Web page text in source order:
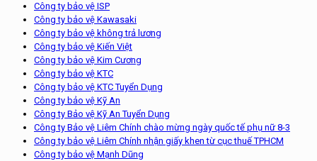
Công ty bảo vệ ISP
Công ty bảo vệ Kawasaki
Công ty bảo vệ không trả lương
Công ty bảo vệ Kiến Việt
Công ty bảo vệ Kim Cương
Công ty bảo vệ KTC
Công ty bảo vệ KTC Tuyển Dụng
Công ty bảo vệ Kỹ An
Công ty Bảo vệ Kỹ An Tuyển Dụng
Công ty Bảo vệ Liêm Chính chào mừng ngày quốc tế phụ nữ 8-3
Công ty bảo vệ Liêm Chính nhận giấy khen từ cục thuế TPHCM
Công ty bảo vệ Mạnh Dũng